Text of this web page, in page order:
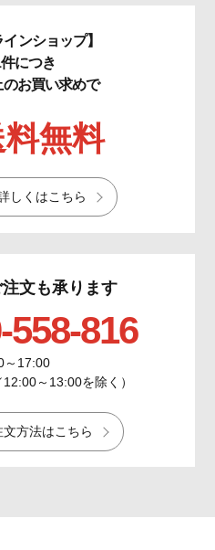
インショップ】
につき
のお買い求めで
無料
しくはこちら
文も承ります
558-816
～17:00
12:00～13:00を除く）
方法はこちら